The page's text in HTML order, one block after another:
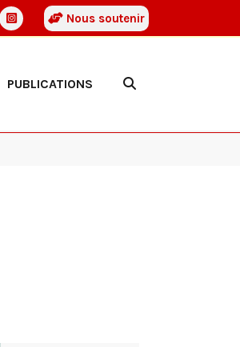
Nous soutenir
PUBLICATIONS